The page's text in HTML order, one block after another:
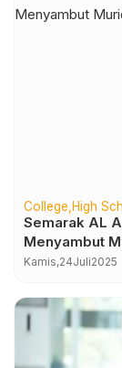
College High
Semarak AL
Menyambut
Biasa
Kamis,24Juli2025